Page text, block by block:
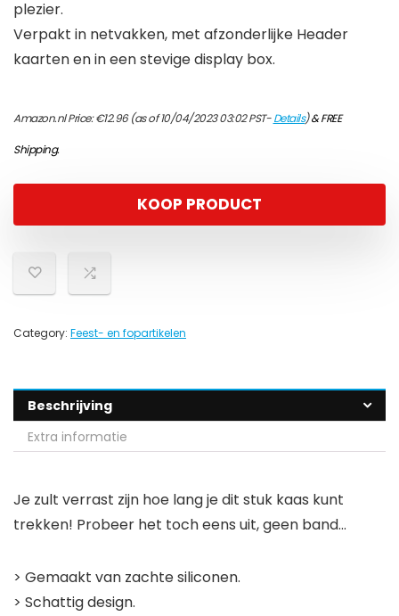
plezier.
Verpakt in netvakken, met afzonderlijke Header
kaarten en in een stevige display box.
Amazon.nl Price:€12.96(as of 10/04/2023 03:02 PST-Details)&FREE
Shipping.
KOOP PRODUCT
Category: Feest- en fopartikelen
Beschrijving
Extra informatie
Je zult verrast zijn hoe lang je dit stuk kaas kunt
trekken! Probeer het toch eens uit, geen band…
> Gemaakt van zachte siliconen.
> Schattig design.